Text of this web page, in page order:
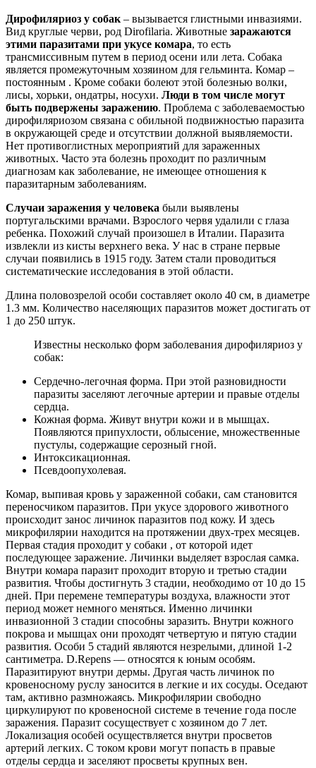
Дирофиляриоз у собак– вызывается глистными инвазиями.
Вид круглые черви, род Dirofilaria. Животные заражаются
этими паразитами при укусе комара, то есть
трансмиссивным путем в период осени или лета. Собака
является промежуточным хозяином для гельминта. Комар –
постоянным . Кроме собаки болеют этой болезнью волки,
лисы, хорьки, ондатры, носухи. Люди в том числе могут
быть подвержены заражению. Проблема с заболеваемостью
дирофиляриозом связана с обильной подвижностью паразита
в окружающей среде и отсутствии должной выявляемости.
Нет противоглистных мероприятий для зараженных
животных. Часто эта болезнь проходит по различным
диагнозам как заболевание, не имеющее отношения к
паразитарным заболеваниям.
Случаи заражения у человека были выявлены
португальскими врачами. Взрослого червя удалили с глаза
ребенка. Похожий случай произошел в Италии. Паразита
извлекли из кисты верхнего века. У нас в стране первые
случаи появились в 1915 году. Затем стали проводиться
систематические исследования в этой области.
Длина половозрелой особи составляет около 40 см, в диаметре
1.3 мм. Количество населяющих паразитов может достигать от
1 до 250 штук.
Известны несколько форм заболевания дирофиляриоз у
собак:
Сердечно-легочная форма. При этой разновидности
паразиты заселяют легочные артерии и правые отделы
сердца.
Кожная форма. Живут внутри кожи и в мышцах.
Появляются припухлости, облысение, множественные
пустулы, содержащие серозный гной.
Интоксикационная.
Псевдоопухолевая.
Комар, выпивая кровь у зараженной собаки, сам становится
переносчиком паразитов. При укусе здорового животного
происходит занос личинок паразитов под кожу. И здесь
микрофилярии находится на протяжении двух-трех месяцев.
Первая стадия проходит у собаки , от которой идет
последующее заражение. Личинки выделяет взрослая самка.
Внутри комара паразит проходит вторую и третью стадии
развития. Чтобы достигнуть 3 стадии, необходимо от 10 до 15
дней. При перемене температуры воздуха, влажности этот
период может немного меняться. Именно личинки
инвазионной 3 стадии способны заразить. Внутри кожного
покрова и мышцах они проходят четвертую и пятую стадии
развития. Особи 5 стадий являются незрелыми, длиной 1-2
сантиметра. D.Repens — относятся к юным особям.
Паразитируют внутри дермы. Другая часть личинок по
кровеносному руслу заносится в легкие и их сосуды. Оседают
там, активно размножаясь. Микрофилярии свободно
циркулируют по кровеносной системе в течение года после
заражения. Паразит сосуществует с хозяином до 7 лет.
Локализация особей осуществляется внутри просветов
артерий легких. С током крови могут попасть в правые
отделы сердца и заселяют просветы крупных вен.